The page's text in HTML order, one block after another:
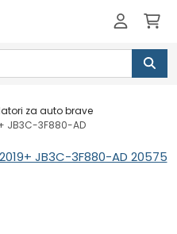
za auto brave
JB3C-3F880-AD